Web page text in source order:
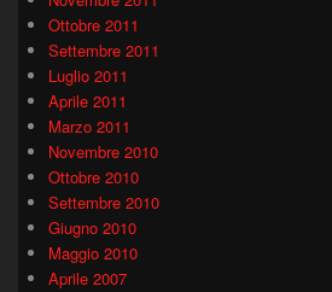
Ottobre 2011
Settembre 2011
Luglio 2011
Aprile 2011
Marzo 2011
Novembre 2010
Ottobre 2010
Settembre 2010
Giugno 2010
Maggio 2010
Aprile 2007